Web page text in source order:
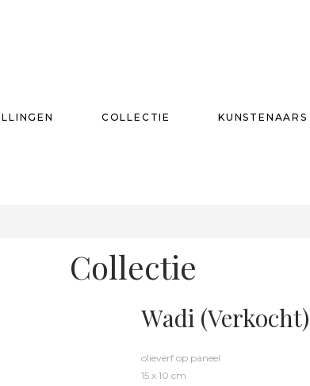
COLLECTIE KUNSTENAARS
Collectie
Wadi (verkocht)
olieverf op paneel
15 x 10 cm